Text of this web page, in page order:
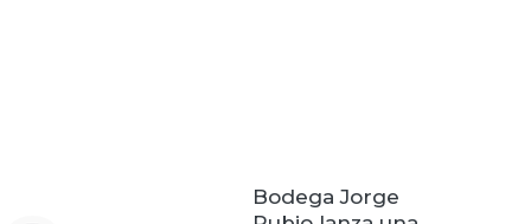
Bodega Jorge